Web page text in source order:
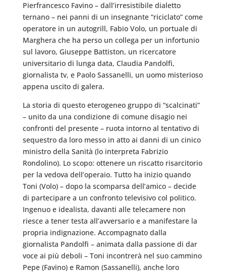
Pierfrancesco Favino – dall’irresistibile dialetto
ternano – nei panni di un insegnante “riciclato” come
operatore in un autogrill, Fabio Volo, un portuale di
Marghera che ha perso un collega per un infortunio
sul lavoro, Giuseppe Battiston, un ricercatore
universitario di lunga data, Claudia Pandolfi,
giornalista tv, e Paolo Sassanelli, un uomo misterioso
appena uscito di galera.
La storia di questo eterogeneo gruppo di “scalcinati”
– unito da una condizione di comune disagio nei
confronti del presente – ruota intorno al tentativo di
sequestro da loro messo in atto ai danni di un cinico
ministro della Sanità (lo interpreta Fabrizio
Rondolino). Lo scopo: ottenere un riscatto risarcitorio
per la vedova dell’operaio. Tutto ha inizio quando
Toni (Volo) – dopo la scomparsa dell’amico – decide
di partecipare a un confronto televisivo col politico.
Ingenuo e idealista, davanti alle telecamere non
riesce a tener testa all’avversario e a manifestare la
propria indignazione. Accompagnato dalla
giornalista Pandolfi – animata dalla passione di dar
voce ai più deboli – Toni incontrerà nel suo cammino
Pepe (Favino) e Ramon (Sassanelli), anche loro